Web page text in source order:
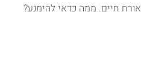
אורח חיים. ממה כדאי להימנע?